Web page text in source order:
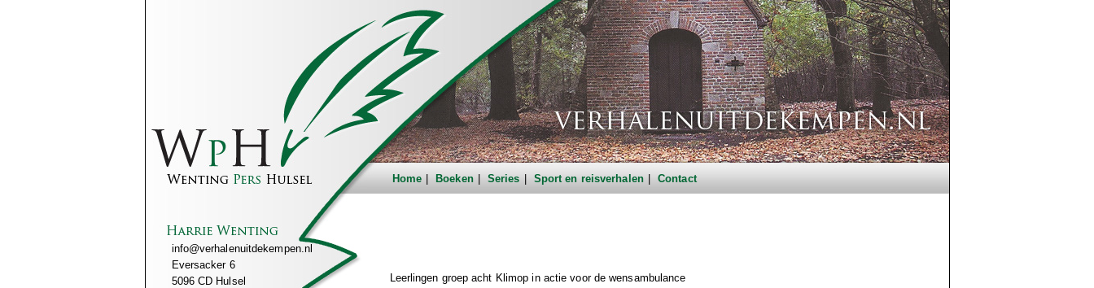
Home Boeken Series Sport en reisverhalen Contact
info@verhalenuitdekempen.nl
Eversacker 6
5096 CD Hulsel
Leerlingen groep acht Klimop in actie voor de wensambulance